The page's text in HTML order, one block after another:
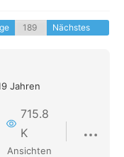
Nächstes
Jahren
715.8
K
Ansichten